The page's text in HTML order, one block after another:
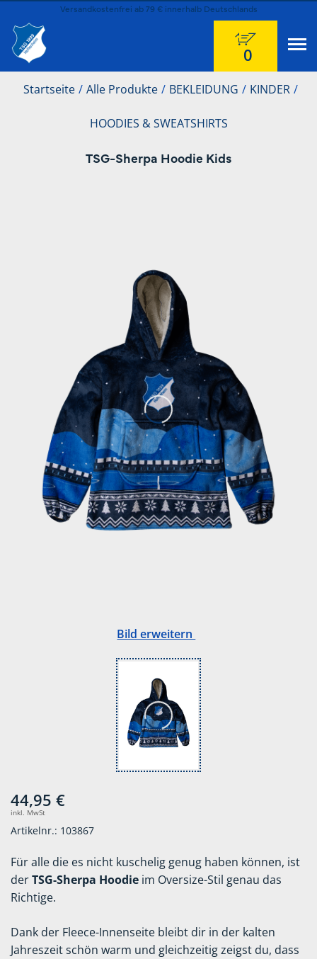
Versandkostenfrei ab 79 € innerhalb Deutschlands
0
Startseite Alle Produkte BEKLEIDUNG KINDER
HOODIES & SWEATSHIRTS
TSG-Sherpa Hoodie Kids
Bild erweitern
44,95 €
inkl. MwSt
Artikelnr.: 103867
Für alle die es nicht kuschelig genug haben können, ist
derTSG-Sherpa Hoodie im Oversize-Stil genau das
Richtige.
Dank der Fleece-Innenseite bleibt dir in der kalten
Jahreszeit schön warm und gleichzeitig zeigst du, dass